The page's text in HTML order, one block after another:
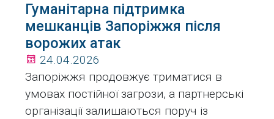
Гуманітарна підтримка
мешканців Запоріжжя після
ворожих атак
24.04.2026
Запоріжжя продовжує триматися в
умовах постійної загрози, а партнерські
організації залишаються поруч із